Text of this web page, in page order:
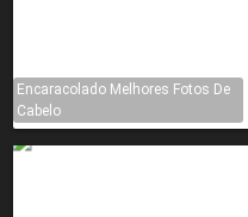
Encaracolado Melhores Fotos De
Cabelo